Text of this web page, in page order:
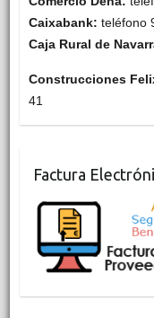
Caixabank: teléfono
Caja Rural de
Construcciones
41
Factura